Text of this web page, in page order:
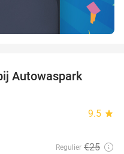
Autowaspark
9.5 star
Regulier €25